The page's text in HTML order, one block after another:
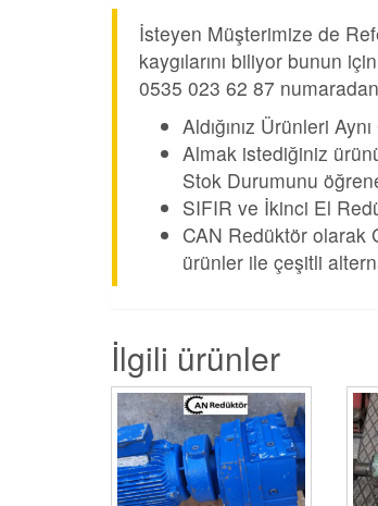
İsteyen Müşterimize de
kaygılarını biliyor bunun
0535 023 62 87
Aldığınız Ürünleri
Almak istediğiniz
Stok Durumunu
SIFIR ve İkinci El
CAN Redüktör olarak
ürünler ile çeşitli
İlgili ürünler